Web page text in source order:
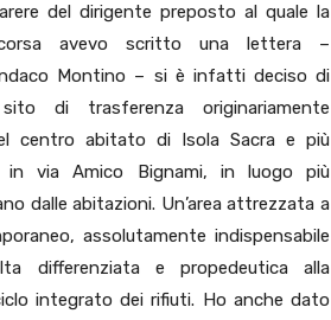
del dirigente preposto al quale la
avevo scritto una lettera –
Montino – si è infatti deciso di
di trasferenza originariamente
centro abitato di Isola Sacra e più
in via Amico Bignami, in luogo più
dalle abitazioni. Un’area attrezzata a
assolutamente indispensabile
differenziata e propedeutica alla
integrato dei rifiuti. Ho anche dato